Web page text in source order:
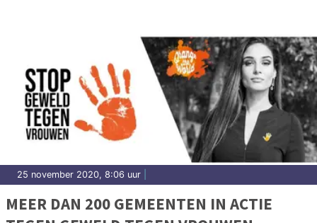
25 november 2020, 8:06 uur
MEER DAN 200 GEMEENTEN IN ACTIE